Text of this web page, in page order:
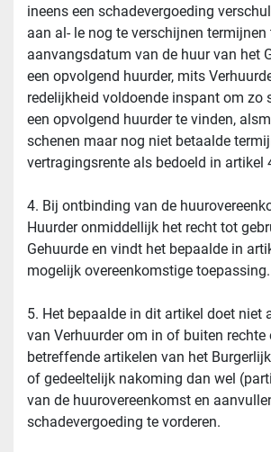
ineens een schadevergoeding
aan al- le nog te verschijnen
aanvangsdatum van de huur van het
een opvolgend huurder, mits
redelijkheid voldoende inspant om zo
een opvolgend huurder te vinden,
schenen maar nog niet betaalde
vertragingsrente als bedoeld in artikel
4. Bij ontbinding van de
Huurder onmiddellijk het recht tot
Gehuurde en vindt het bepaalde in
mogelijk overeenkomstige toepassing.
5. Het bepaalde in dit artikel doet niet
van Verhuurder om in of buiten rechte
betreffende artikelen van het
of gedeeltelijk nakoming dan wel
van de huurovereenkomst en
schadevergoeding te vorderen.